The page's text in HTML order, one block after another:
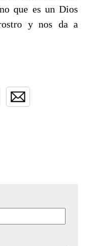
que es un Dios
y nos da a